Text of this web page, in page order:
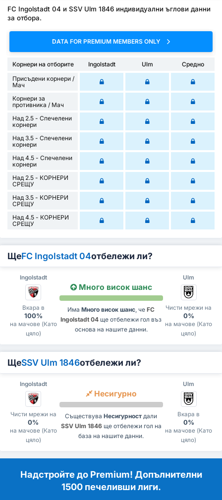
FC Ingolstadt 04 и SSV Ulm 1846 индивидуални ъглови данни
за отбора.
DATA FOR PREMIUM MEMBERS ONLY
Корнери на отборите Ingolstadt Ulm
Средно
Присъдени корнери /
Mач
Корнери за
противника / Мач
Над 2.5 - Спечелени
корнери
Над 3.5 - Спечелени
корнери
Над 4.5 - Спечелени
корнери
Над 2.5 - КОРНЕРИ
СРЕЩУ
Над 3.5 - КОРНЕРИ
СРЕЩУ
Над 4.5 - КОРНЕРИ
СРЕЩУ
ЩеFC Ingolstadt 04отбележи ли?
Ingolstadt Ulm
Вкара в
100%
на мачове (Като
цяло)
Много висок шанс
Има Много висок шанс , че FC
Ingolstadt 04 ще отбележи гол въз
основа на нашите данни.
Чисти мрежи на
0%
на мачове (Като
цяло)
ЩеSSV Ulm 1846отбележи ли?
Ingolstadt Ulm
Чисти мрежи на
0%
на мачове (Като
цяло)
Несигурно
Съществува Несигурност дали
SSV Ulm 1846ще отбележи гол на
база на нашите данни.
Вкара в
0%
на мачове (Като
цяло)
Надстройте до Premium! Допълнителни
1500 печеливши лиги.